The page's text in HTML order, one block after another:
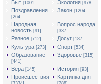
Быт [1001] Экология [978]
Поздравления
[264]
Закон [1204]
Народная
новость [91]
Вопрос народа
[337]
Разное [712] Досуг [187]
Культура [273] Спорт [534]
Образование
[441]
Здоровье [315]
Вера [145] История [93]
Происшествия Картинка дня